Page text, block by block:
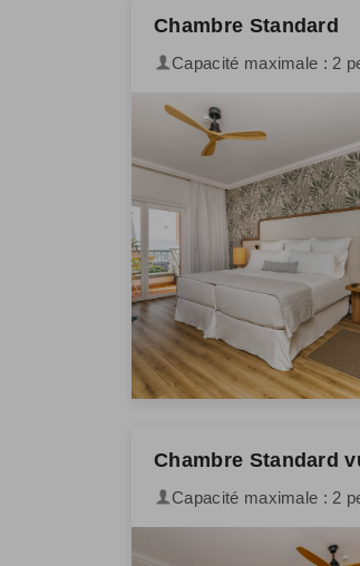
Chambre Standard
Capacité maximale : 2
Chambre Standard
Capacité maximale : 2